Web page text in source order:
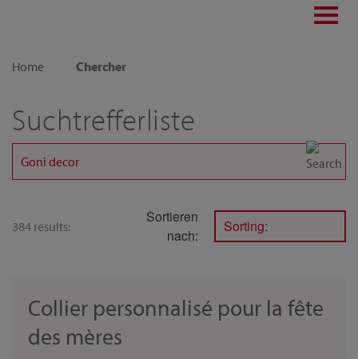
Home
Chercher
Suchtrefferliste
384 results:
Sortieren
nach:
Sorting:
Collier personnalisé pour la fête
des mères